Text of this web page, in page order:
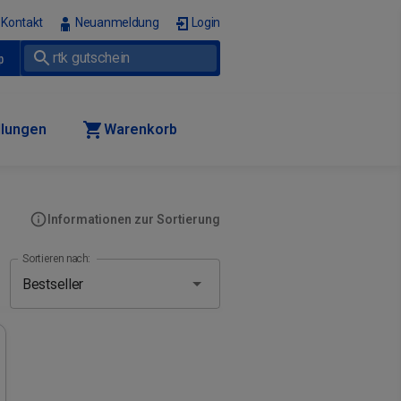
Kontakt Neuanmeldung Login
Warenkorb
Informationen zur Sortierung
Sortieren nach: